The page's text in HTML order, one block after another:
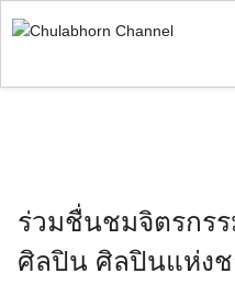
to
ร่วมชื่นชมจิตรกร
ศิลปิน ศิลปินแห่งช